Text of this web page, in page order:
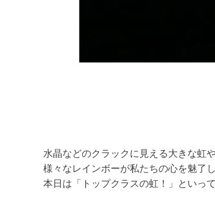
水晶などのクラックに見える大きな虹
様々なレインボーが私たちの心を魅了し
本日は「トップクラスの虹！」といっ